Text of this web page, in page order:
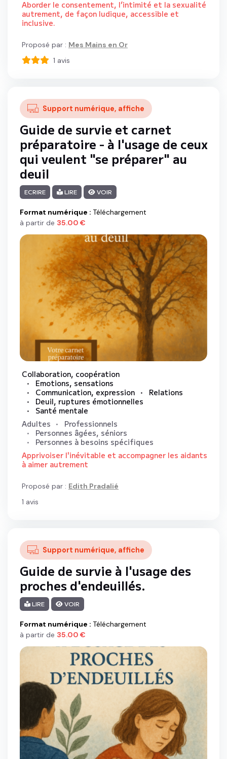
Aborder le consentement, l’intimité et la sexualité
autrement, de façon ludique, accessible et
inclusive.
Proposé par : Mes Mains en Or
1 avis
Support numérique, affiche
Guide de survie et carnet
préparatoire - à l'usage de ceux
qui veulent "se préparer" au
deuil
ECRIRE LIRE VOIR
Format numérique : Téléchargement
à partir de 35.00 €
Collaboration, coopération
Emotions, sensations
Communication, expression
Relations
Deuil, ruptures émotionnelles
Santé mentale
Adultes
Professionnels
Personnes âgées, séniors
Personnes à besoins spécifiques
Apprivoiser l'inévitable et accompagner les aidants
à aimer autrement
Proposé par : Edith Pradalié
1 avis
Support numérique, affiche
Guide de survie à l'usage des
proches d'endeuillés.
LIRE VOIR
Format numérique : Téléchargement
à partir de 35.00 €